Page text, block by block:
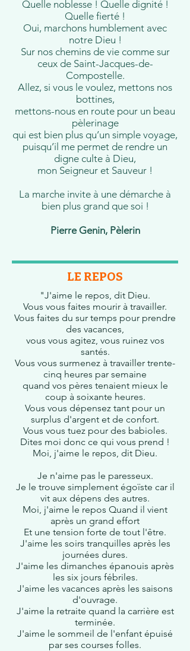
Quelle noblesse ! Quelle dignité !
Quelle fierté !
Oui, marchons humblement avec
notre Dieu !
Sur nos chemins de vie comme sur
ceux de Saint-Jacques-de-
Compostelle.
Allez, si vous le voulez, mettons nos
bottines,
mettons-nous en route pour un beau
pèlerinage
qui est bien plus qu’un simple voyage,
puisqu’il me permet de rendre un
digne culte à Dieu,
mon Seigneur et Sauveur !
La marche invite à une démarche à
bien plus grand que soi !
Pierre Genin, Pèlerin
LE REPOS
"J'aime le repos, dit Dieu.
Vous vous faites mourir à travailler.
Vous faites du sur temps pour prendre
des vacances,
vous vous agitez, vous ruinez vos
santés.
Vous vous surmenez à travailler trente-
cinq heures par semaine
quand vos pères tenaient mieux le
coup à soixante heures.
Vous vous dépensez tant pour un
surplus d'argent et de confort.
Vous vous tuez pour des babioles.
Dites moi donc ce qui vous prend !
Moi, j'aime le repos, dit Dieu.
Je n'aime pas le paresseux.
Je le trouve simplement égoïste car il
vit aux dépens des autres.
Moi, j'aime le repos Quand il vient
après un grand effort
Et une tension forte de tout l'être.
J'aime les soirs tranquilles après les
journées dures.
J'aime les dimanches épanouis après
les six jours fébriles.
J'aime les vacances après les saisons
d'ouvrage.
J'aime la retraite quand la carrière est
terminée.
J'aime le sommeil de l'enfant épuisé
par ses courses folles.